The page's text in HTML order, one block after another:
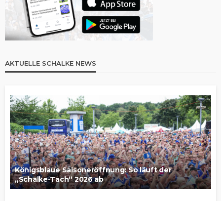
AKTUELLE SCHALKE NEWS
Königsblaue Saisoneröffnung: So läuft der
„Schalke-Tach“ 2026 ab